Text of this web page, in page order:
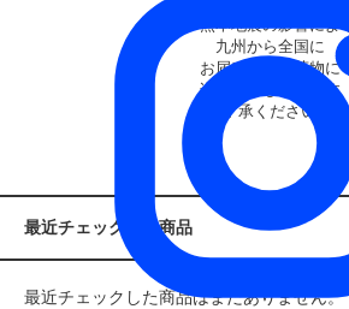
※熊本地震の影響により
九州から全国に
お届けするお荷物に
遅れが生じています
ご了承ください※
最近チェックした商品
最近チェックした商品はまだありません。